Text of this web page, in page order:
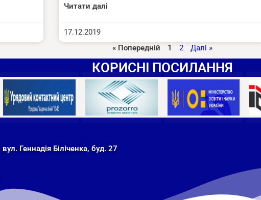
Читати далі
17.12.2019
« Попередній
1 2 Далі »
КОРИСНІ ПОСИЛАННЯ
Геннадія Біліченка, буд. 27